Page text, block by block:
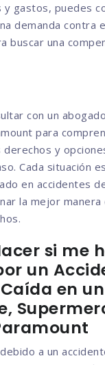
y gastos, puedes
demanda contra
buscar una
con un
para
y
Cada situación
en accidentes
la mejor
si me
un
en un
a un